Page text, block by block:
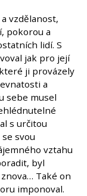
vzdělanost,
pokorou a
lidí. S
jak pro její
ji provázely
a
sebe musel
s určitou
svou
vztahu
byl
Také on
imponoval.